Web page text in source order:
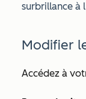
surbrillance à
Modifier
Accédez à